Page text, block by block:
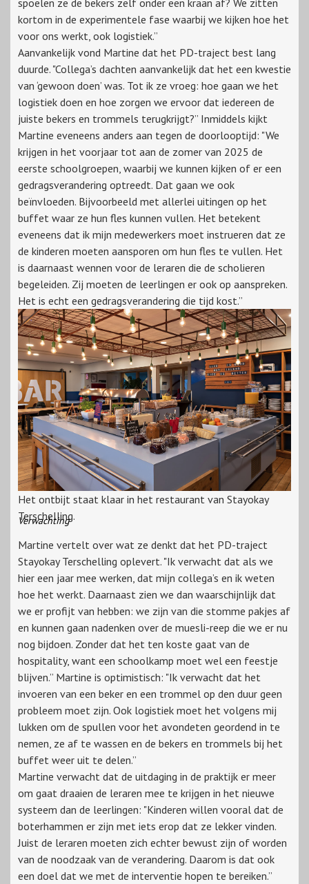
kortom in de experimentele fase waarbij we kijken hoe het
voor ons werkt, ook logistiek.”
Aanvankelijk vond Martine dat het PD-traject best lang
duurde. "Collega’s dachten aanvankelijk dat het een kwestie
van ‘gewoon doen’ was. Tot ik ze vroeg: hoe gaan we het
logistiek doen en hoe zorgen we ervoor dat iedereen de
juiste bekers en trommels terugkrijgt?” Inmiddels kijkt
Martine eveneens anders aan tegen de doorlooptijd: "We
krijgen in het voorjaar tot aan de zomer van 2025 de
eerste schoolgroepen, waarbij we kunnen kijken of er een
gedragsverandering optreedt. Dat gaan we ook
beïnvloeden. Bijvoorbeeld met allerlei uitingen op het
buffet waar ze hun fles kunnen vullen. Het betekent
eveneens dat ik mijn medewerkers moet instrueren dat ze
de kinderen moeten aansporen om hun fles te vullen. Het
is daarnaast wennen voor de leraren die de scholieren
begeleiden. Zij moeten de leerlingen er ook op aanspreken.
Het is echt een gedragsverandering die tijd kost.”
Het ontbijt staat klaar in het restaurant van Stayokay
Terschelling.
Verwachting
Martine vertelt over wat ze denkt dat het PD-traject
Stayokay Terschelling oplevert. "Ik verwacht dat als we
hier een jaar mee werken, dat mijn collega’s en ik weten
hoe het werkt. Daarnaast zien we dan waarschijnlijk dat
we er profijt van hebben: we zijn van die stomme pakjes af
en kunnen gaan nadenken over de muesli-reep die we er nu
nog bijdoen. Zonder dat het ten koste gaat van de
hospitality, want een schoolkamp moet wel een feestje
blijven.” Martine is optimistisch: "Ik verwacht dat het
invoeren van een beker en een trommel op den duur geen
probleem moet zijn. Ook logistiek moet het volgens mij
lukken om de spullen voor het avondeten geordend in te
nemen, ze af te wassen en de bekers en trommels bij het
buffet weer uit te delen.”
Martine verwacht dat de uitdaging in de praktijk er meer
om gaat draaien de leraren mee te krijgen in het nieuwe
systeem dan de leerlingen: "Kinderen willen vooral dat de
boterhammen er zijn met iets erop dat ze lekker vinden.
Juist de leraren moeten zich echter bewust zijn of worden
van de noodzaak van de verandering. Daarom is dat ook
een doel dat we met de interventie hopen te bereiken.”